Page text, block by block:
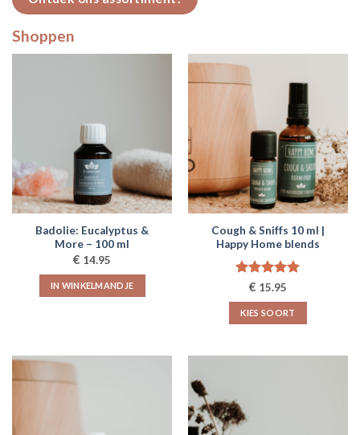
Shoppen
Badolie: Eucalyptus &
More – 100 ml
€ 14.95
IN WINKELMANDJE
Cough & Sniffs 10 ml |
Happy Home blends
Gewaardeerd
€ 15.95
KIES SOORT